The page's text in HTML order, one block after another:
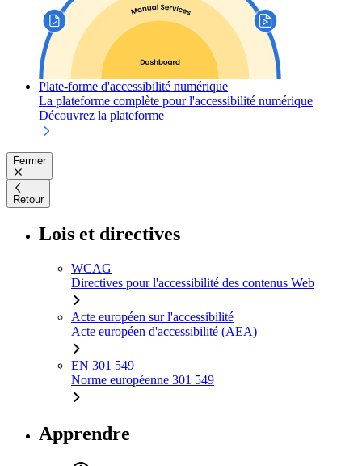
Plate-forme d'accessibilité numérique
La plateforme complète pour l'accessibilité numérique
Découvrez la plateforme
Fermer
Retour
Lois et directives
WCAG
Directives pour l'accessibilité des contenus Web
Acte européen sur l'accessibilité
Acte européen d'accessibilité (AEA)
EN 301 549
Norme européenne 301 549
Apprendre